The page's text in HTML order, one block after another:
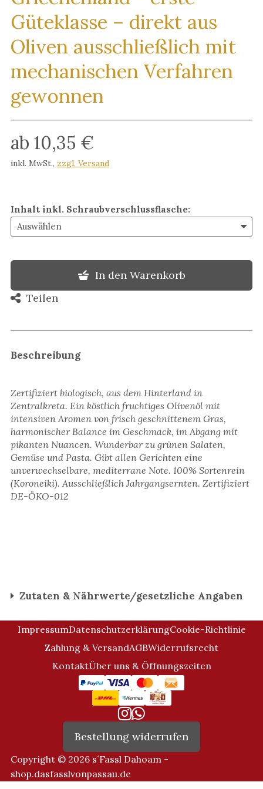
Güteklasse – direkt aus
Oliven ausschließlich mit
mechanischen Verfahren
gewonnen
ab 10,35 €
inkl. MwSt., zzgl. Versand
Inhalt inkl. Schraubverschlussflasche:
In den Warenkorb
Teilen
Beschreibung
Zertifiziert biologisch, aus dem Hinterland in
Zentralkreta. Ein köstlich fruchtiges Olivenöl mit
intensiven Aromen von frisch geschnittenem Gras,
harmonischer Balance im Geschmack, im Abgang mit
pikanten Nuancen. Wunderbar zu grünen Salaten,
Gemüse und Pasta. Gibt allen Gerichten eine
unverwechselbare, mediterrane Note. 100% Sortenrein
(Koroneiki). Ausschließlich Jahrgangsernten. Zertifiziert
DE-ÖKO-012
Zutaten & Nährwerte/gesetzliche Angaben
ImpressumDatenschutzerklärungCookie-Richtlinie
Zahlung & VersandAGBWiderrufsrecht
KontaktÜber uns & Öffnungszeiten
Bestellung widerrufen
Copyright © 2026 s´Fassl Dahoam -
shop.dasfasslvonpassau.de